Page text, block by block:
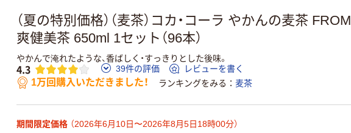
（夏の特別価格）（麦茶）コカ・コーラ やかんの麦茶 FROM
爽健美茶 650ml 1セット（96本）
やかんで淹れたような、香ばしく・すっきりとした後味。
4.3 39件の評価 レビューを書く
1万回購入いただきました！ ランキングをみる 麦茶
期間限定価格 （2026年6月10日〜2026年8月5日18時00分）